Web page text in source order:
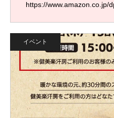
https://www.amazon.co.jp/
イベント